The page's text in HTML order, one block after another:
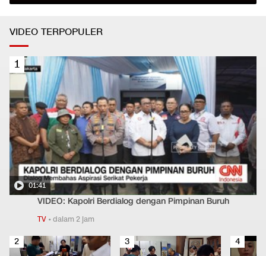
VIDEO TERPOPULER
1
01:41
VIDEO: Kapolri Berdialog dengan Pimpinan Buruh
TV•dalam 2 jam
2 3 4